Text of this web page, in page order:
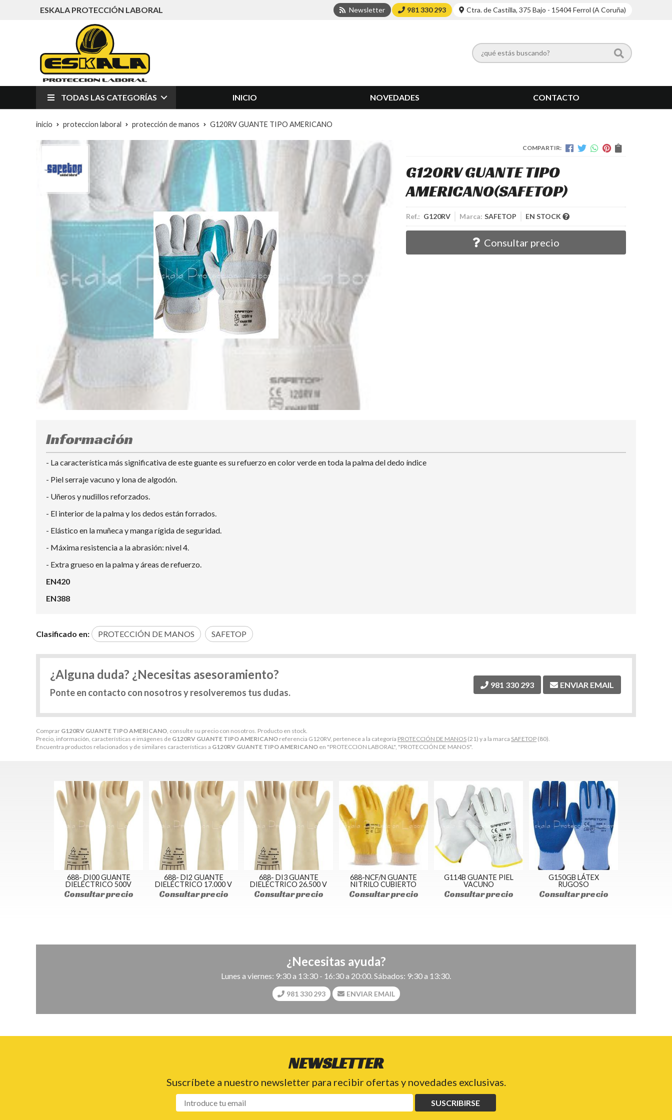
ESKALA PROTECCIÓN LABORAL Newsletter 981 330 293 Ctra. de Castilla, 375 Bajo - 15404 Ferrol (A Coruña)
TODAS LAS CATEGORÍAS INICIO NOVEDADES CONTACTO
inicio proteccion laboral protección de manos G120RV GUANTE TIPO AMERICANO
COMPARTIR:
G120RV GUANTE TIPO
AMERICANO(SAFETOP)
Ref.: G120RV Marca: SAFETOP EN STOCK
Consultar precio
Comprar G120RV GUANTE TIPO AMERICANO, consulte su precio con nosotros. Producto en stock.
Precio, información, características e imágenes de G120RV GUANTE TIPO AMERICANO referencia G120RV, pertenece a la categoría PROTECCIÓN DE MANOS (21) y a la marca SAFETOP (80).
Encuentra productos relacionados y de similares características a G120RV GUANTE TIPO AMERICANO en "PROTECCION LABORAL", "PROTECCIÓN DE MANOS".
Información
- La característica más significativa de este guante es su refuerzo en color verde en toda la palma del dedo índice
- Piel serraje vacuno y lona de algodón.
- Uñeros y nudillos reforzados.
- El interior de la palma y los dedos están forrados.
- Elástico en la muñeca y manga rígida de seguridad.
- Máxima resistencia a la abrasión: nivel 4.
- Extra grueso en la palma y áreas de refuerzo.
EN420
EN388
Clasificado en: PROTECCIÓN DE MANOS SAFETOP
¿Alguna duda? ¿Necesitas asesoramiento?
Ponte en contacto con nosotros y resolveremos tus dudas.
981 330 293 ENVIAR EMAIL
688- DI00 GUANTE
DIELÉCTRICO 500V
Consultar precio
688- DI2 GUANTE
DIELÉCTRICO 17.000 V
Consultar precio
688- DI3 GUANTE
DIELÉCTRICO 26.500 V
Consultar precio
688-NCF/N GUANTE
NITRILO CUBIERTO
Consultar precio
G114B GUANTE PIEL
VACUNO
Consultar precio
G150GB LÁTEX
RUGOSO
Consultar precio
¿Necesitas ayuda?
Lunes a viernes: 9:30 a 13:30 - 16:30 a 20:00. Sábados: 9:30 a 13:30.
981 330 293 ENVIAR EMAIL
NEWSLETTER
Suscríbete a nuestro newsletter para recibir ofertas y novedades exclusivas.
SUSCRIBIRSE